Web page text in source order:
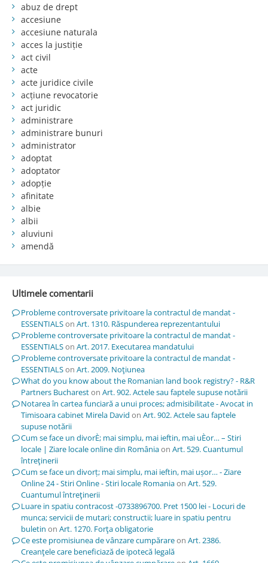
abuz de drept
accesiune
accesiune naturala
acces la justiție
act civil
acte
acte juridice civile
acțiune revocatorie
act juridic
administrare
administrare bunuri
administrator
adoptat
adoptator
adopție
afinitate
albie
albii
aluviuni
amendă
Ultimele comentarii
Probleme controversate privitoare la contractul de mandat -
ESSENTIALSon Art. 1310. Răspunderea reprezentantului
Probleme controversate privitoare la contractul de mandat -
ESSENTIALSon Art. 2017. Executarea mandatului
Probleme controversate privitoare la contractul de mandat -
ESSENTIALSon Art. 2009. Noţiunea
What do you know about the Romanian land book registry? - R&R
Partners Buchareston Art. 902. Actele sau faptele supuse notării
Notarea în cartea funciară a unui proces; admisibilitate - Avocat in
Timisoara cabinet Mirela David on Art. 902. Actele sau faptele
supuse notării
Cum se face un divorÈ; mai simplu, mai ieftin, mai uÈor… – Stiri
locale | Ziare locale online din Româniaon Art. 529. Cuantumul
întreţinerii
Cum se face un divorț; mai simplu, mai ieftin, mai ușor… - Ziare
Online 24 - Stiri Online - Stiri locale Romaniaon Art. 529.
Cuantumul întreţinerii
Luare in spatiu contracost -0733896700. Pret 1500 lei - Locuri de
munca; servicii de mutari; constructii; luare in spatiu pentru
buletin on Art. 1270. Forţa obligatorie
Ce este promisiunea de vânzare cumpărareon Art. 2386.
Creanţele care beneficiază de ipotecă legală